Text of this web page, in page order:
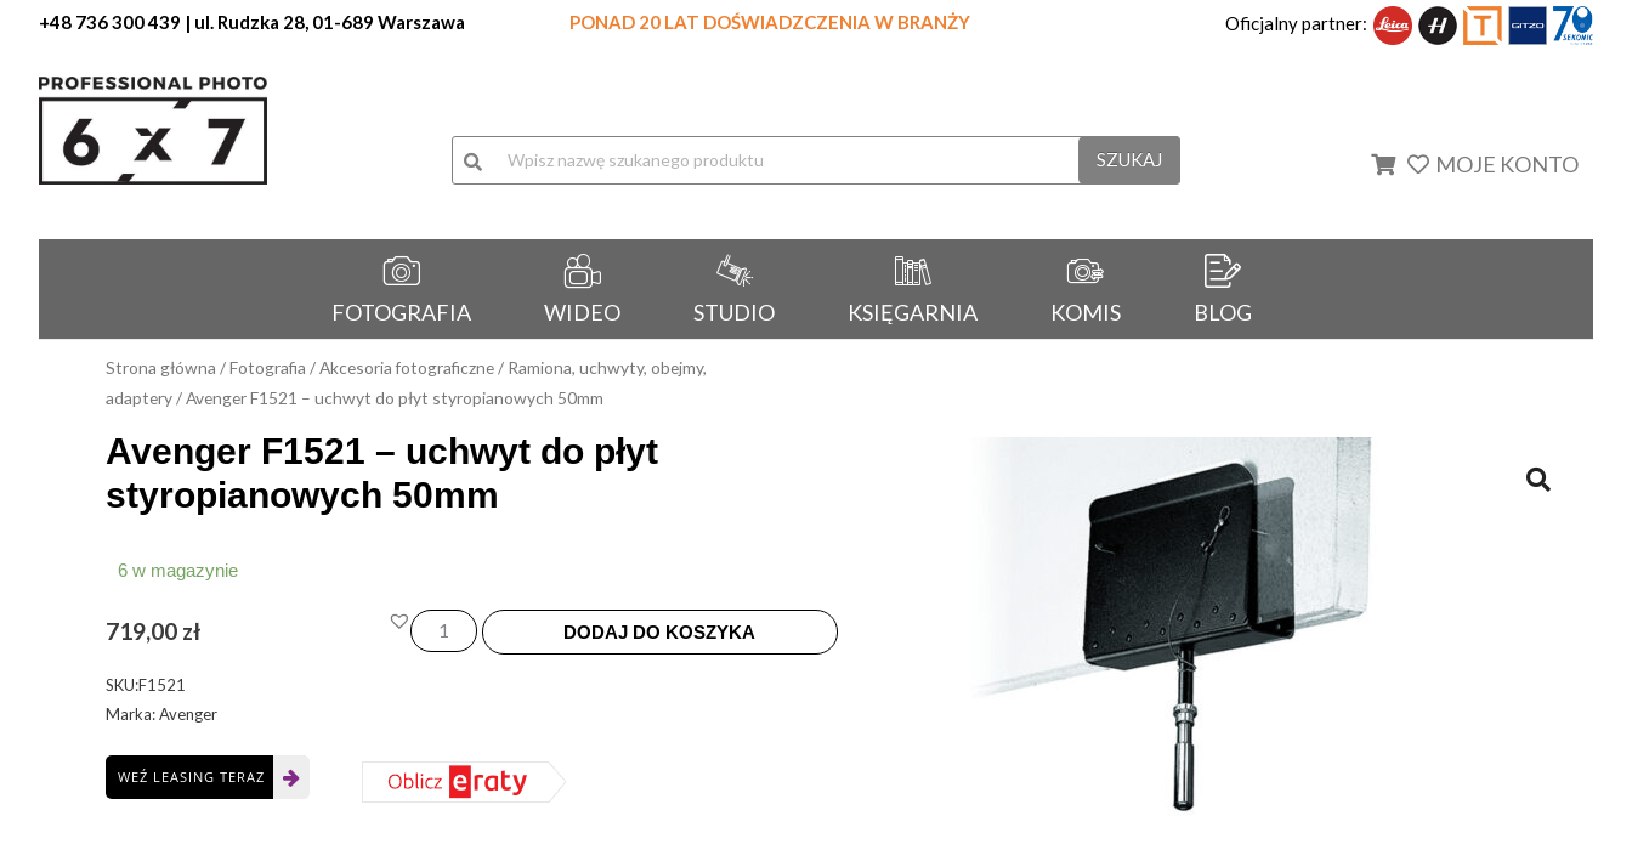
+48 736 300 439 | ul. Rudzka 28, 01-689 Warszawa PONAD 20 LAT DOŚWIADZCZENIA W BRANŻY Oficjalny partner:
Wyszukiwarka
produktów
SZUKAJ MOJE KONTO
FOTOGRAFIA WIDEO STUDIO KSIĘGARNIA KOMIS BLOG
Strona główna /Fotografia /Akcesoria fotograficzne/ Ramiona, uchwyty, obejmy,
adaptery/ Avenger F1521 – uchwyt do płyt styropianowych 50mm
Avenger F1521 – uchwyt do płyt
styropianowych 50mm
6 w magazynie
719,00 zł
Avenger
do
płyt
DODAJ DO KOSZYKA
SKU:F1521
Marka: Avenger
WEŹ LEASING TERAZ